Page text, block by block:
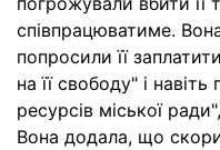
співпрацюватиме.
попросили її
на її свободу" і
ресурсів міської
Вона додала, що